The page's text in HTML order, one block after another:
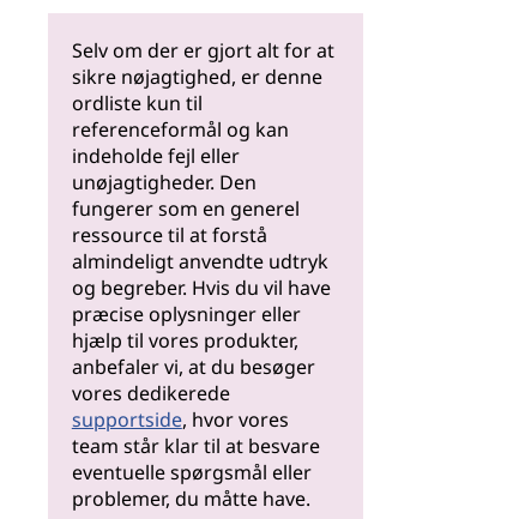
Selv om der er gjort alt for at
sikre nøjagtighed, er denne
ordliste kun til
referenceformål og kan
indeholde fejl eller
unøjagtigheder. Den
fungerer som en generel
ressource til at forstå
almindeligt anvendte udtryk
og begreber. Hvis du vil have
præcise oplysninger eller
hjælp til vores produkter,
anbefaler vi, at du besøger
vores dedikerede
supportside, hvor vores
team står klar til at besvare
eventuelle spørgsmål eller
problemer, du måtte have.